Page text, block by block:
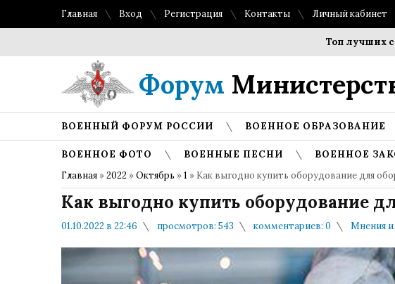
Главная Вход Регистрация Контакты Личный кабинет
Топ лучших
Форум
ВОЕННЫЙ ФОРУМ РОССИИ ВОЕННОЕ ОБРАЗОВАНИЕ
ВОЕННОЕ ФОТО ВОЕННЫЕ ПЕСНИ ВОЕННОЕ
Главная »2022 »Октябрь »1 » Как выгодно купить оборудование для
Как выгодно купить оборудование
01.10.2022 в 22:46 просмотров: 543 комментариев: 0 Мнения и